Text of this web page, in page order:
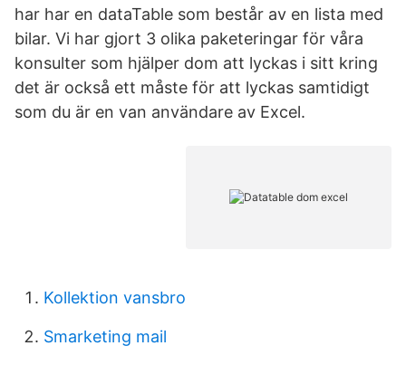
har har en dataTable som består av en lista med
bilar. Vi har gjort 3 olika paketeringar för våra
konsulter som hjälper dom att lyckas i sitt kring
det är också ett måste för att lyckas samtidigt
som du är en van användare av Excel.
Kollektion vansbro
Smarketing mail